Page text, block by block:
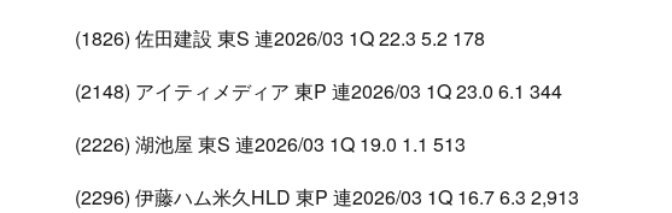
(1826) 佐田建設 東S 連2026/03 1Q 22.3 5.2 178
(2148) アイティメディア 東P 連2026/03 1Q 23.0 6.1 344
(2226) 湖池屋 東S 連2026/03 1Q 19.0 1.1 513
(2296) 伊藤ハム米久HLD 東P 連2026/03 1Q 16.7 6.3 2,913